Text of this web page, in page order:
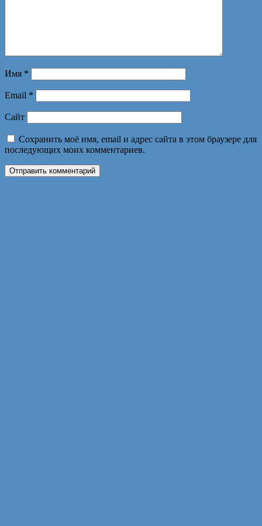
Имя *
Email *
Сайт
Сохранить моё имя, email и адрес сайта в этом браузере для
последующих моих комментариев.